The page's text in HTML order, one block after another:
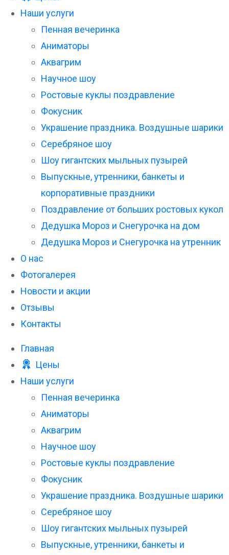
Наши услуги
Пенная вечеринка
Аниматоры
Аквагрим
Научное шоу
Ростовые куклы поздравление
Фокусник
Украшение праздника. Воздушные шарики
Серебряное шоу
Шоу гигантских мыльных пузырей
Выпускные, утренники, банкеты и
корпоративные праздники
Поздравление от больших ростовых кукол
Дедушка Мороз и Снегурочка на дом
Дедушка Мороз и Снегурочка на утренник
О нас
Фотогалерея
Новости и акции
Отзывы
Контакты
Главная
Цены
Наши услуги
Пенная вечеринка
Аниматоры
Аквагрим
Научное шоу
Ростовые куклы поздравление
Фокусник
Украшение праздника. Воздушные шарики
Серебряное шоу
Шоу гигантских мыльных пузырей
Выпускные, утренники, банкеты и